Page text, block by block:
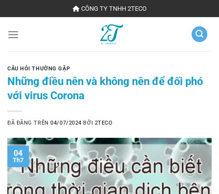
đến
nội
CÔNG TY TNHH 2TECO
CÂU HỎI THƯỜNG GẶP
Những điều nên và không nên để đối phó
với virus Corona
ĐÃ ĐĂNG TRÊN04/07/2024 BỞI 2TECO
04
Th7